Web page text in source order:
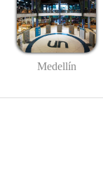
Medellín